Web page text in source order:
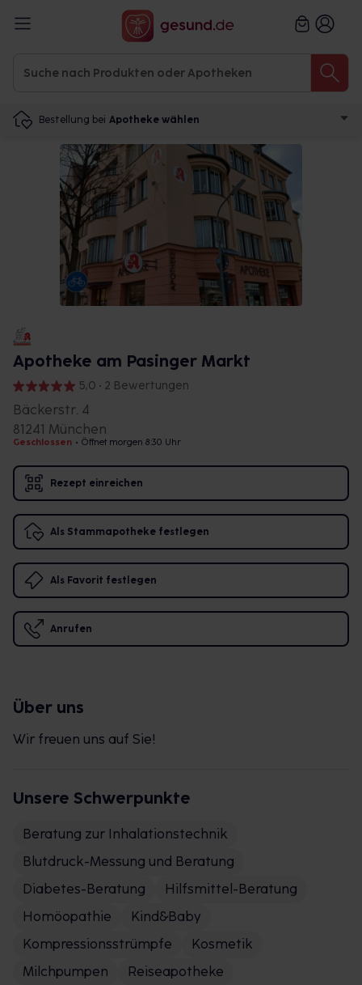
Bestellung bei Apotheke wählen
Apotheke am Pasinger Markt
5,0 • 2 Bewertungen
Bäckerstr. 4
81241 München
Geschlossen • Öffnet morgen 8:30 Uhr
Rezept einreichen
Als Stammapotheke festlegen
Als Favorit festlegen
Anrufen
Über uns
Wir freuen uns auf Sie!
Unsere Schwerpunkte
Beratung zur Inhalationstechnik
Blutdruck-Messung und Beratung
Diabetes-Beratung
Hilfsmittel-Beratung
Homöopathie
Kind&Baby
Kompressionsstrümpfe
Kosmetik
Milchpumpen
Reiseapotheke